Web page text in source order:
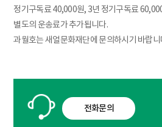
정기구독료 40,000원, 3년 정기구독료
별도의 운송료가 추가됩니다.
과월호는 새얼문화재단에 문의하시기 바랍
전화문의